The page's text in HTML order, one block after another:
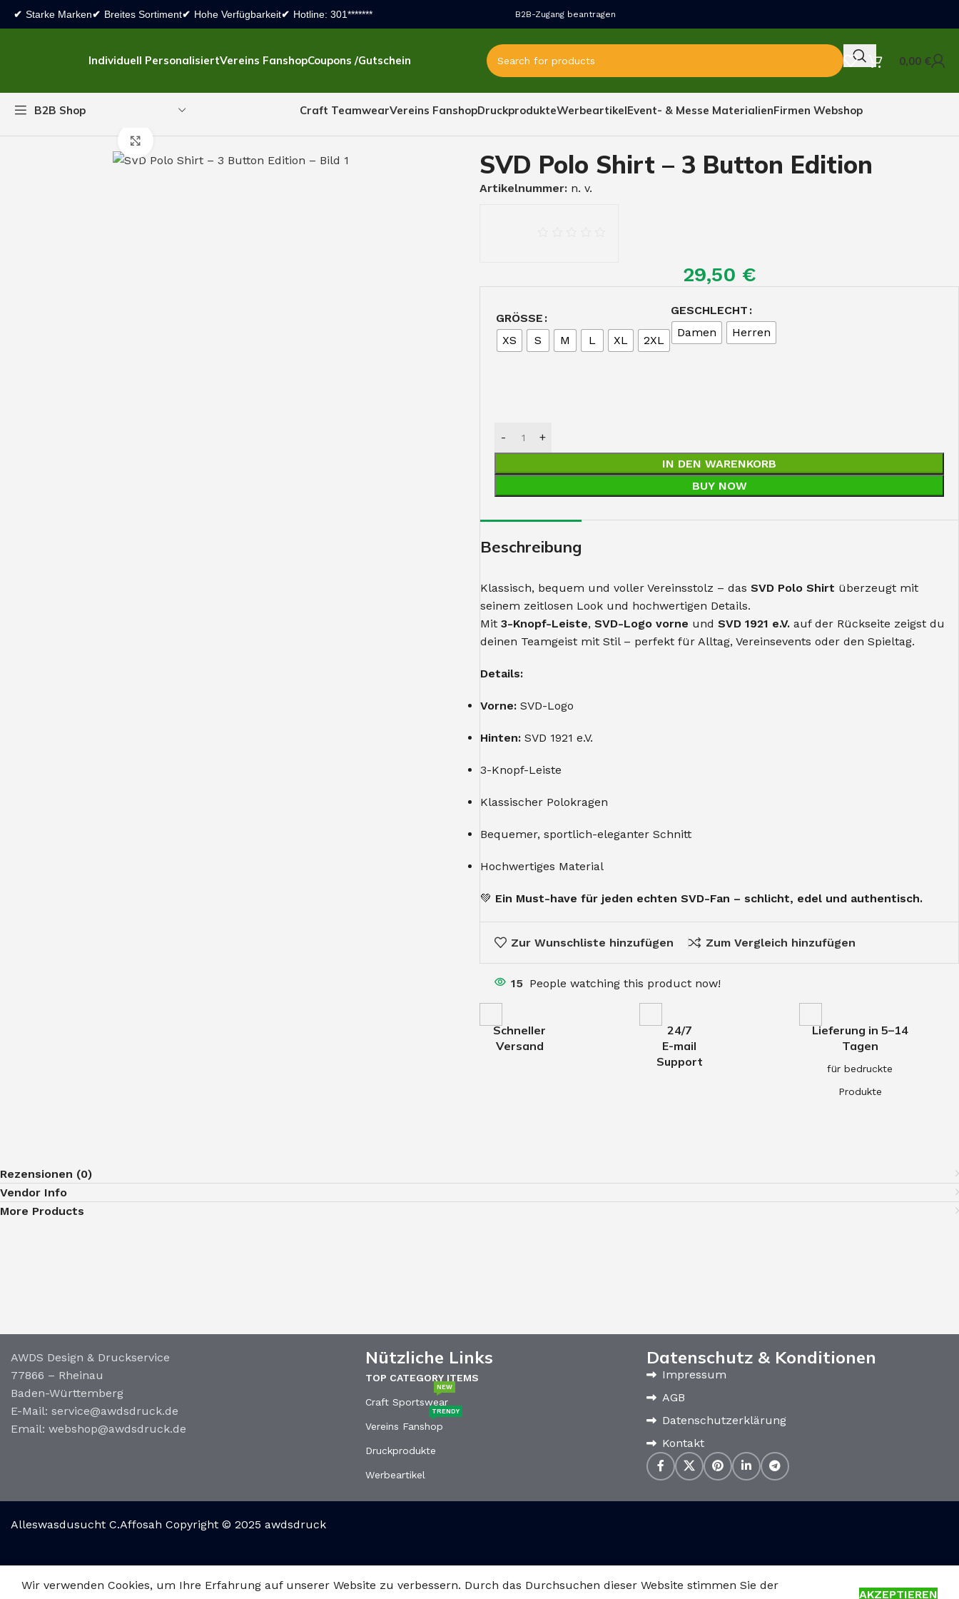
✔ Starke Marken✔ Breites Sortiment✔ Hohe Verfügbarkeit✔ Hotline: 301******* B2B-Zugang beantragen
Individuell PersonalisiertVereins FanshopCoupons /Gutschein 0,00 €
B2B Shop Craft TeamwearVereins FanshopDruckprodukteWerbeartikelEvent- & Messe MaterialienFirmen Webshop
Start Vereins Fanshop T-Shirts & Polos SVD Polo Shirt – 3 Button Edition
Click to enlarge
SVD Polo Shirt – 3 Button Edition
Artikelnummer: n. v.
29,50 €
GRÖSSE
XS
S M L XL 2XL
GESCHLECHT
Damen
Herren
IN DEN WARENKORB
BUY NOW
Beschreibung
Klassisch, bequem und voller Vereinsstolz – das SVD Polo Shirt überzeugt mit
seinem zeitlosen Look und hochwertigen Details.
Mit 3-Knopf-Leiste, SVD-Logo vorne und SVD 1921 e.V. auf der Rückseite zeigst du
deinen Teamgeist mit Stil – perfekt für Alltag, Vereinsevents oder den Spieltag.
Details:
Vorne: SVD-Logo
Hinten: SVD 1921 e.V.
3-Knopf-Leiste
Klassischer Polokragen
Bequemer, sportlich-eleganter Schnitt
Hochwertiges Material
💚 Ein Must-have für jeden echten SVD-Fan – schlicht, edel und authentisch.
Zur Wunschliste hinzufügen Zum Vergleich hinzufügen
15 People watching this product now!
Schneller
Versand
24/7
E-mail
Support
Lieferung in 5–14
Tagen
für bedruckte
Produkte
Rezensionen (0)
Vendor Info
More Products
AWDS Design & Druckservice
77866 – Rheinau
Baden-Württemberg
E-Mail: service@awdsdruck.de
Email: webshop@awdsdruck.de
Nützliche Links
TOP CATEGORY ITEMS
Craft Sportswear
NEW
Vereins Fanshop
TRENDY
Druckprodukte
Werbeartikel
Datenschutz & Konditionen
Impressum
AGB
Datenschutzerklärung
Kontakt
Alleswasdusucht C.Affosah Copyright © 2025 awdsdruck
Wir verwenden Cookies, um Ihre Erfahrung auf unserer Website zu verbessern. Durch das Durchsuchen dieser Website stimmen Sie der
AKZEPTIEREN